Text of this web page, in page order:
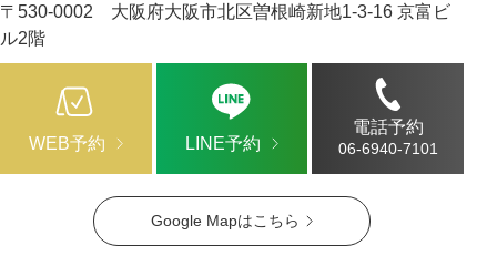
Google Mapはこちら
〒530-0002 大阪府大阪市北区曽根崎新地1-3-16 京富ビ
ル2階
WEB予約 LINE予約
電話予約
06-6940-7101